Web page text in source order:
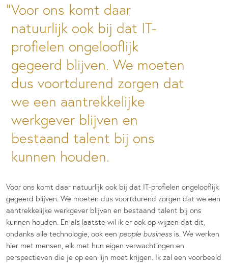
Voor ons komt daar
natuurlijk ook bij dat IT-
profielen ongelooflijk
gegeerd blijven. We moeten
dus voortdurend zorgen dat
we een aantrekkelijke
werkgever blijven en
bestaand talent bij ons
kunnen houden.
Voor ons komt daar natuurlijk ook bij dat IT-profielen ongelooflijk
gegeerd blijven. We moeten dus voortdurend zorgen dat we een
aantrekkelijke werkgever blijven en bestaand talent bij ons
kunnen houden. En als laatste wil ik er ook op wijzen dat dit,
ondanks alle technologie, ook een people business is. We werken
hier met mensen, elk met hun eigen verwachtingen en
perspectieven die je op een lijn moet krijgen. Ik zal een voorbeeld